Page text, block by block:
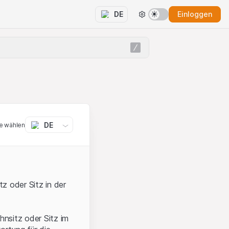
DE Einloggen
wählen DE
oder Sitz in der
oder Sitz im